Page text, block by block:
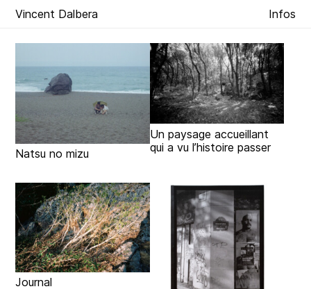
Infos
Vincent Dalbera
Natsu no mizu
Un paysage accueillant
qui a vu l’histoire passer
Journal